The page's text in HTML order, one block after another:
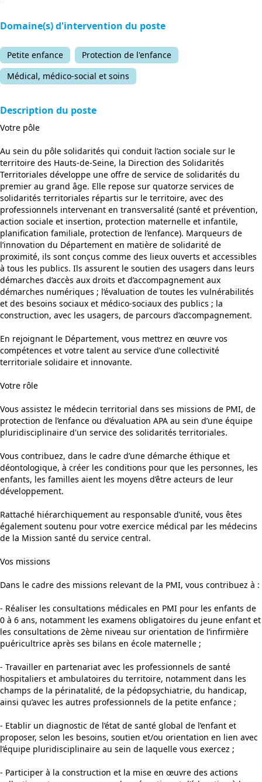
Domaine(s) d'intervention du poste
Petite enfance
Protection de l'enfance
Médical, médico-social et soins
Description du poste
Votre pôle
Au sein du pôle solidarités qui conduit l’action sociale sur le
territoire des Hauts-de-Seine, la Direction des Solidarités
Territoriales développe une offre de service de solidarités du
premier au grand âge. Elle repose sur quatorze services de
solidarités territoriales répartis sur le territoire, avec des
professionnels intervenant en transversalité (santé et prévention,
action sociale et insertion, protection maternelle et infantile,
planification familiale, protection de l’enfance). Marqueurs de
l’innovation du Département en matière de solidarité de
proximité, ils sont conçus comme des lieux ouverts et accessibles
à tous les publics. Ils assurent le soutien des usagers dans leurs
démarches d’accès aux droits et d’accompagnement aux
démarches numériques ; l’évaluation de toutes les vulnérabilités
et des besoins sociaux et médico-sociaux des publics ; la
construction, avec les usagers, de parcours d’accompagnement.
En rejoignant le Département, vous mettrez en œuvre vos
compétences et votre talent au service d’une collectivité
territoriale solidaire et innovante.
Votre rôle
Vous assistez le médecin territorial dans ses missions de PMI, de
protection de l’enfance ou d’évaluation APA au sein d’une équipe
pluridisciplinaire d'un service des solidarités territoriales.
Vous contribuez, dans le cadre d’une démarche éthique et
déontologique, à créer les conditions pour que les personnes, les
enfants, les familles aient les moyens d’être acteurs de leur
développement.
Rattaché hiérarchiquement au responsable d’unité, vous êtes
également soutenu pour votre exercice médical par les médecins
de la Mission santé du service central.
Vos missions
Dans le cadre des missions relevant de la PMI, vous contribuez à :
- Réaliser les consultations médicales en PMI pour les enfants de
0 à 6 ans, notamment les examens obligatoires du jeune enfant et
les consultations de 2ème niveau sur orientation de l’infirmière
puéricultrice après ses bilans en école maternelle ;
- Travailler en partenariat avec les professionnels de santé
hospitaliers et ambulatoires du territoire, notamment dans les
champs de la périnatalité, de la pédopsychiatrie, du handicap,
ainsi qu’avec les autres professionnels de la petite enfance ;
- Etablir un diagnostic de l’état de santé global de l’enfant et
proposer, selon les besoins, soutien et/ou orientation en lien avec
l’équipe pluridisciplinaire au sein de laquelle vous exercez ;
- Participer à la construction et la mise en œuvre des actions